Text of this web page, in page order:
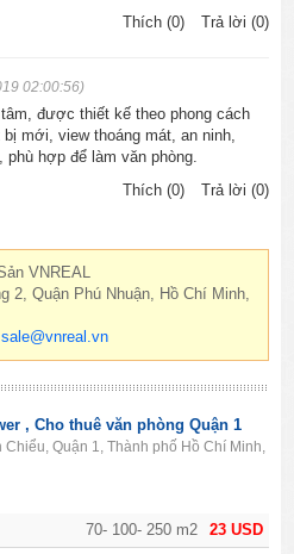
Thích (0)
Trả lời (0)
02:00:56)
được thiết kế theo phong cách
bị mới, view thoáng mát, an ninh,
phù hợp để làm văn phòng.
Thích (0)
Trả lời (0)
VNREAL
2, Quận Phú Nhuận, Hồ Chí Minh,
sale@vnreal.vn
23 USD
70- 100- 250 m2
, Cho thuê văn phòng Quận 1
Chiểu, Quận 1, Thành phố Hồ Chí Minh,